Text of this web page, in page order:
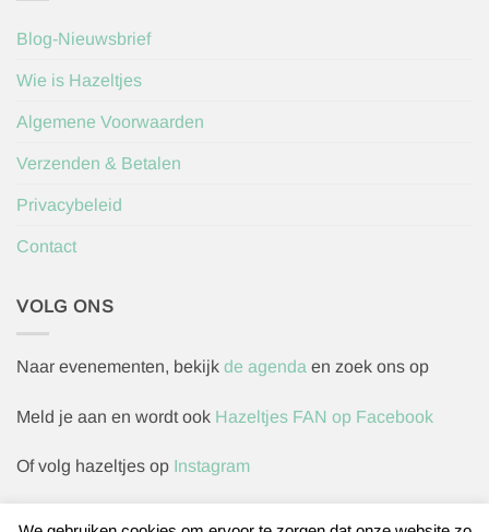
Blog-Nieuwsbrief
Wie is Hazeltjes
Algemene Voorwaarden
Verzenden & Betalen
Privacybeleid
Contact
VOLG ONS
Naar evenementen, bekijk de agenda en zoek ons op
Meld je aan en wordt ook Hazeltjes FAN op Facebook
Of volg hazeltjes op Instagram